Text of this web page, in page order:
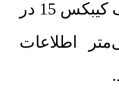
پیش از خرید بلوک کیبکس 15 در
سانتی‌متر اطلاعات